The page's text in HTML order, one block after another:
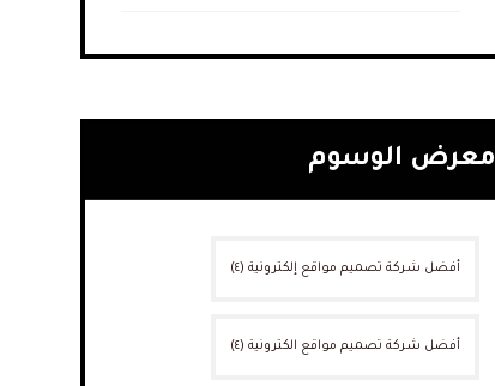
معرض الوسوم
أفضل شركة تصميم مواقع إلكترونية(٤)
أفضل شركة تصميم مواقع الكترونية(٤)